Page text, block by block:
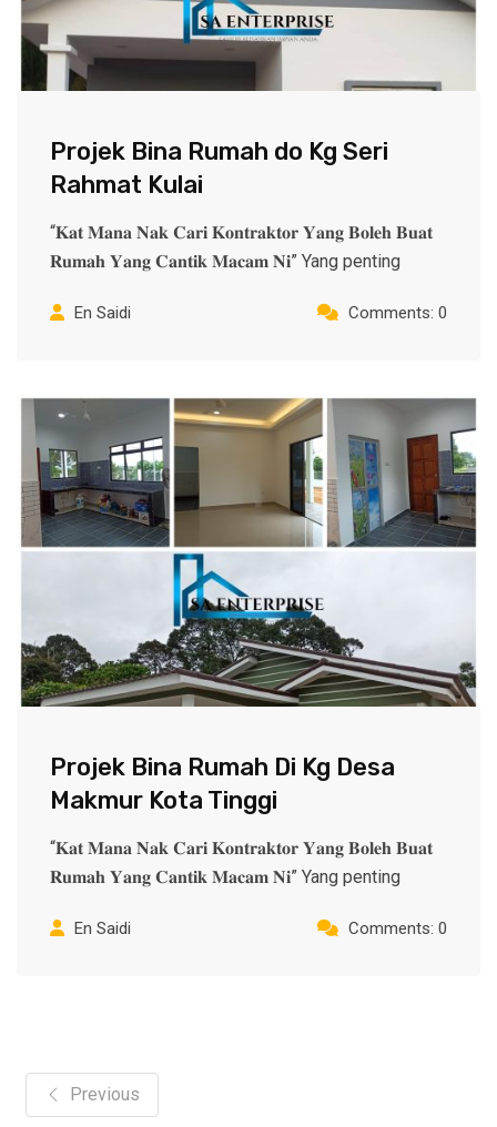
Projek Bina Rumah do Kg Seri
Rahmat Kulai
“𝐊𝐚𝐭 𝐌𝐚𝐧𝐚 𝐍𝐚𝐤 𝐂𝐚𝐫𝐢 𝐊𝐨𝐧𝐭𝐫𝐚𝐤𝐭𝐨𝐫 𝐘𝐚𝐧𝐠 𝐁𝐨𝐥𝐞𝐡 𝐁𝐮𝐚𝐭
𝐑𝐮𝐦𝐚𝐡 𝐘𝐚𝐧𝐠 𝐂𝐚𝐧𝐭𝐢𝐤 𝐌𝐚𝐜𝐚𝐦 𝐍𝐢” Yang penting
En Saidi Comments: 0
Projek Bina Rumah Di Kg Desa
Makmur Kota Tinggi
“𝐊𝐚𝐭 𝐌𝐚𝐧𝐚 𝐍𝐚𝐤 𝐂𝐚𝐫𝐢 𝐊𝐨𝐧𝐭𝐫𝐚𝐤𝐭𝐨𝐫 𝐘𝐚𝐧𝐠 𝐁𝐨𝐥𝐞𝐡 𝐁𝐮𝐚𝐭
𝐑𝐮𝐦𝐚𝐡 𝐘𝐚𝐧𝐠 𝐂𝐚𝐧𝐭𝐢𝐤 𝐌𝐚𝐜𝐚𝐦 𝐍𝐢” Yang penting
En Saidi Comments: 0
Previous